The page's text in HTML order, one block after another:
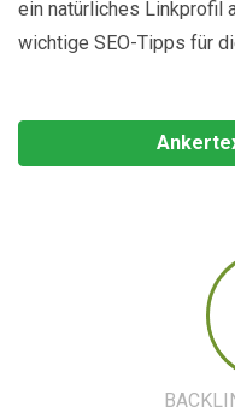
ein natürliches Linkprofil
wichtige SEO-Tipps für